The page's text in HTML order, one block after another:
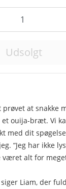
Udsolgt
at snakke
et ouija-bræt. Vi
med dit
“Jeg har ikke
været alt for
siger Liam, der